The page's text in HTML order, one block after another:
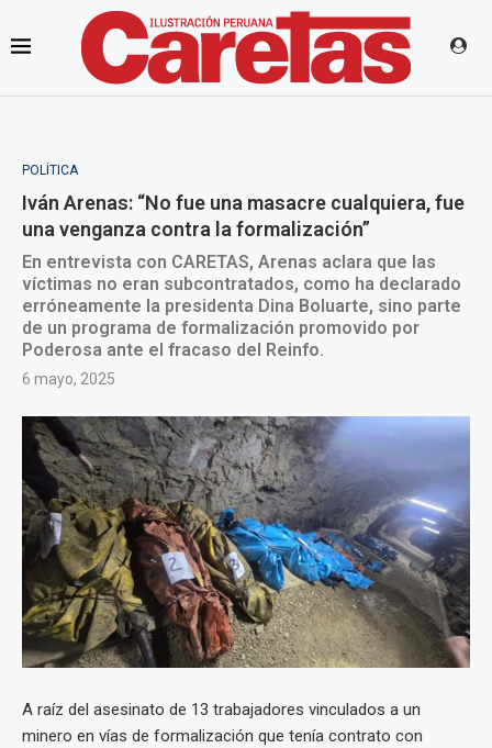
POLÍTICA
Iván Arenas: “No fue una masacre cualquiera, fue
una venganza contra la formalización”
En entrevista con CARETAS, Arenas aclara que las
víctimas no eran subcontratados, como ha declarado
erróneamente la presidenta Dina Boluarte, sino parte
de un programa de formalización promovido por
Poderosa ante el fracaso del Reinfo.
6 mayo, 2025
A raíz del asesinato de 13 trabajadores vinculados a un
minero en vías de formalización que tenía contrato con